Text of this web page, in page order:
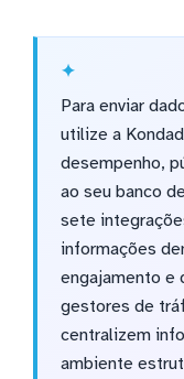
Para enviar
utilize a
desempenho,
ao seu banco
sete
informações
engajamento e
gestores de
centralizem
ambiente